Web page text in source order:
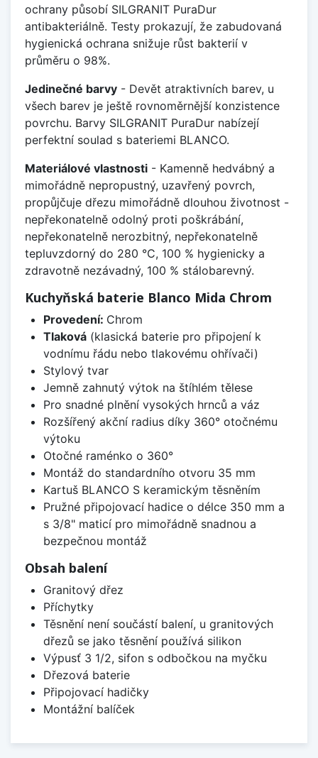
ochrany působí SILGRANIT PuraDur
antibakteriálně. Testy prokazují, že zabudovaná
hygienická ochrana snižuje růst bakterií v
průměru o 98%.
Jedinečné barvy - Devět atraktivních barev, u
všech barev je ještě rovnoměrnější konzistence
povrchu. Barvy SILGRANIT PuraDur nabízejí
perfektní soulad s bateriemi BLANCO.
Materiálové vlastnosti - Kamenně hedvábný a
mimořádně nepropustný, uzavřený povrch,
propůjčuje dřezu mimořádně dlouhou životnost -
nepřekonatelně odolný proti poškrábání,
nepřekonatelně nerozbitný, nepřekonatelně
tepluvzdorný do 280 °C, 100 % hygienicky a
zdravotně nezávadný, 100 % stálobarevný.
Kuchyňská baterie Blanco Mida Chrom
Provedení: Chrom
Tlaková(klasická baterie pro připojení k
vodnímu řádu nebo tlakovému ohřívači)
Stylový tvar
Jemně zahnutý výtok na štíhlém tělese
Pro snadné plnění vysokých hrnců a váz
Rozšířený akční radius díky 360° otočnému
výtoku
Otočné raménko o 360°
Montáž do standardního otvoru 35 mm
Kartuš BLANCO S keramickým těsněním
Pružné připojovací hadice o délce 350 mm a
s 3/8" maticí pro mimořádně snadnou a
bezpečnou montáž
Obsah balení
Granitový dřez
Příchytky
Těsnění není součástí balení, u granitových
dřezů se jako těsnění používá silikon
Výpusť 3 1/2, sifon s odbočkou na myčku
Dřezová baterie
Připojovací hadičky
Montážní balíček